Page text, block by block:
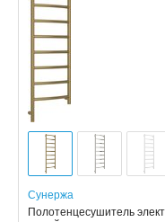
Сунержа
Полотенцесушитель